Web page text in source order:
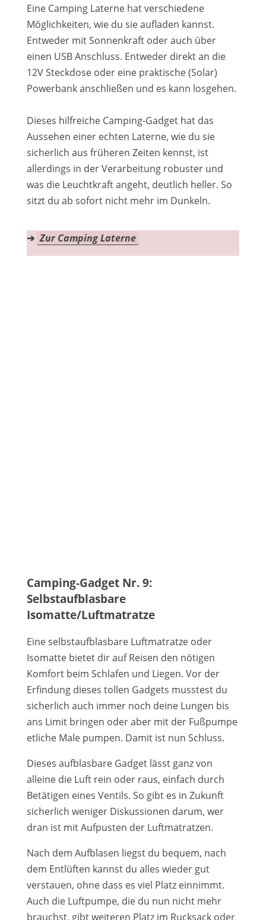
Eine Camping Laterne hat verschiedene
Möglichkeiten, wie du sie aufladen kannst.
Entweder mit Sonnenkraft oder auch über
einen USB Anschluss. Entweder direkt an die
12V Steckdose oder eine praktische (Solar)
Powerbank anschließen und es kann losgehen.
Dieses hilfreiche Camping-Gadget hat das
Aussehen einer echten Laterne, wie du sie
sicherlich aus früheren Zeiten kennst, ist
allerdings in der Verarbeitung robuster und
was die Leuchtkraft angeht, deutlich heller. So
sitzt du ab sofort nicht mehr im Dunkeln.
➔ Zur Camping Laterne
Camping-Gadget Nr. 9:
Selbstaufblasbare
Isomatte/Luftmatratze
Eine selbstaufblasbare Luftmatratze oder
Isomatte bietet dir auf Reisen den nötigen
Komfort beim Schlafen und Liegen. Vor der
Erfindung dieses tollen Gadgets musstest du
sicherlich auch immer noch deine Lungen bis
ans Limit bringen oder aber mit der Fußpumpe
etliche Male pumpen. Damit ist nun Schluss.
Dieses aufblasbare Gadget lässt ganz von
alleine die Luft rein oder raus, einfach durch
Betätigen eines Ventils. So gibt es in Zukunft
sicherlich weniger Diskussionen darum, wer
dran ist mit Aufpusten der Luftmatratzen.
Nach dem Aufblasen liegst du bequem, nach
dem Entlüften kannst du alles wieder gut
verstauen, ohne dass es viel Platz einnimmt.
Auch die Luftpumpe, die du nun nicht mehr
brauchst, gibt weiteren Platz im Rucksack oder